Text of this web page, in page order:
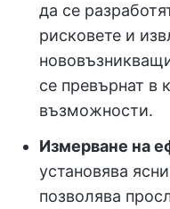
да се
рисковете и
се превърнат в
възможности.
Измерване на
установява
позволява